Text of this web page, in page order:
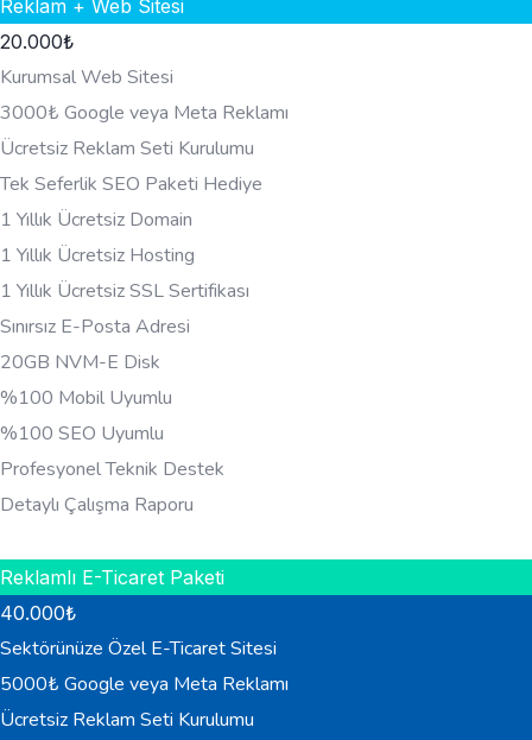
Reklam + Web Sitesi
20.000₺
Kurumsal Web Sitesi
3000₺ Google veya Meta Reklamı
Ücretsiz Reklam Seti Kurulumu
Tek Seferlik SEO Paketi Hediye
1 Yıllık Ücretsiz Domain
1 Yıllık Ücretsiz Hosting
1 Yıllık Ücretsiz SSL Sertifikası
Sınırsız E-Posta Adresi
20GB NVM-E Disk
%100 Mobil Uyumlu
%100 SEO Uyumlu
Profesyonel Teknik Destek
Detaylı Çalışma Raporu
Reklamlı E-Ticaret Paketi
40.000₺
Sektörünüze Özel E-Ticaret Sitesi
5000₺ Google veya Meta Reklamı
Ücretsiz Reklam Seti Kurulumu